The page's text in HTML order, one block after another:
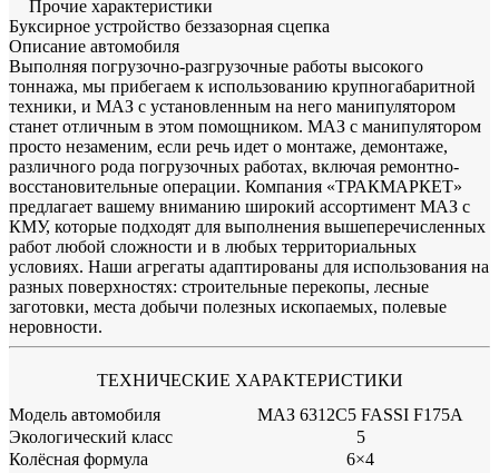
Прочие характеристики
Буксирное устройство беззазорная сцепка
Описание автомобиля
Выполняя погрузочно-разгрузочные работы высокого
тоннажа, мы прибегаем к использованию крупногабаритной
техники, и МАЗ с установленным на него манипулятором
станет отличным в этом помощником. МАЗ с манипулятором
просто незаменим, если речь идет о монтаже, демонтаже,
различного рода погрузочных работах, включая ремонтно-
восстановительные операции. Компания «ТРАКМАРКЕТ»
предлагает вашему вниманию широкий ассортимент МАЗ с
КМУ, которые подходят для выполнения вышеперечисленных
работ любой сложности и в любых территориальных
условиях. Наши агрегаты адаптированы для использования на
разных поверхностях: строительные перекопы, лесные
заготовки, места добычи полезных ископаемых, полевые
неровности.
ТЕХНИЧЕСКИЕ ХАРАКТЕРИСТИКИ
Модель автомобиля
МАЗ 6312С5 FASSI F175A
Экологический класс
5
Колёсная формула
6×4